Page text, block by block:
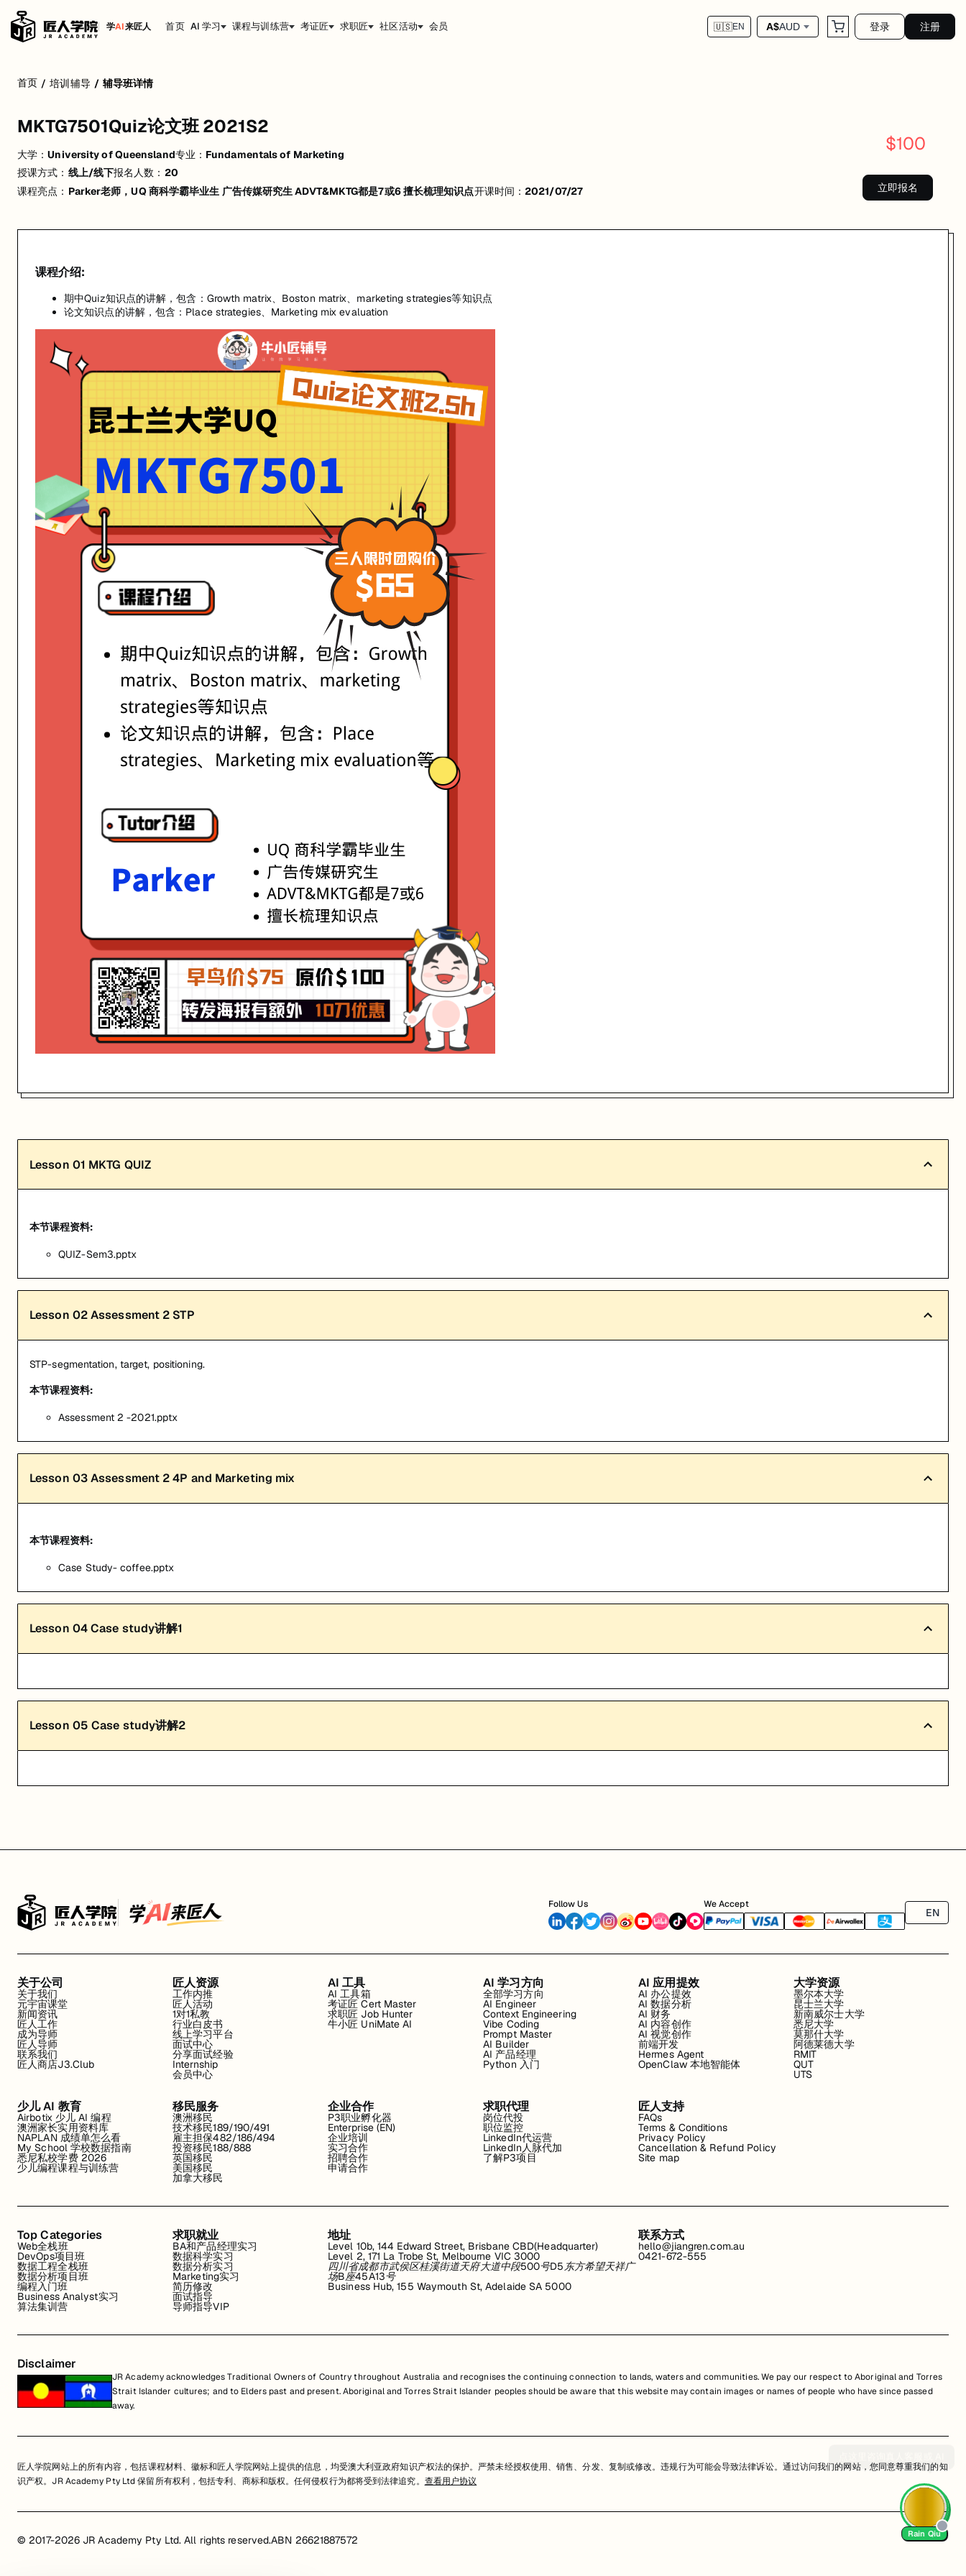
学AI来匠人 首页 AI 学习 课程与训练营 考证匠 求职匠 社区活动 会员 🇺🇸EN A$AUD 登录 注册
MKTG7501Quiz论文班 2021S2
论文知识点的讲解，包含：Place strategies、Marketing mix evaluation
已有 20 名同学报名参加
亮点: Parker老师，UQ 商科学霸毕业生 广告传媒研究生 ADVT&MKTG都是7或6 擅长梳理知识点
University of Queensland
Fundamentals of Marketing
匠人学院提供高质量的IT培训课程和Workshop，帮助学员掌握实用技能，提升职业竞争力。
首页 / 培训辅导 / 辅导班详情
MKTG7501Quiz论文班 2021S2
大学：University of Queensland专业： Fundamentals of Marketing
授课方式： 线上/线下报名人数： 20
课程亮点： Parker老师，UQ 商科学霸毕业生 广告传媒研究生 ADVT&MKTG都是7或6 擅长梳理知识点开课时间： 2021/07/27
$100
立即报名
课程介绍:
期中Quiz知识点的讲解，包含：Growth matrix、Boston matrix、marketing strategies等知识点
论文知识点的讲解，包含：Place strategies、Marketing mix evaluation
Lesson 01 MKTG QUIZ
本节课程资料:
QUIZ-Sem3.pptx
Lesson 02Assessment 2 STP
STP-segmentation, target, positioning.
本节课程资料:
Assessment 2 -2021.pptx
Lesson 03Assessment 2 4P and Marketing mix
本节课程资料:
Case Study- coffee.pptx
Lesson 04Case study讲解1
Lesson 05 Case study讲解2
Follow Us We Accept
EN
关于公司
关于我们
元宇宙课堂
新闻资讯
匠人工作
成为导师
匠人导师
联系我们
匠人商店J3.Club
匠人资源
工作内推
匠人活动
1对1私教
行业白皮书
线上学习平台
面试中心
分享面试经验
Internship
会员中心
AI 工具
AI 工具箱
考证匠 Cert Master
求职匠 Job Hunter
牛小匠 UniMate AI
AI 学习方向
全部学习方向
AI Engineer
Context Engineering
Vibe Coding
Prompt Master
AI Builder
AI 产品经理
Python 入门
AI 应用提效
AI 办公提效
AI 数据分析
AI 财务
AI 内容创作
AI 视觉创作
前端开发
Hermes Agent
OpenClaw 本地智能体
大学资源
墨尔本大学
昆士兰大学
新南威尔士大学
悉尼大学
莫那什大学
阿德莱德大学
RMIT
QUT
UTS
少儿 AI 教育
Airbotix 少儿 AI 编程
澳洲家长实用资料库
NAPLAN 成绩单怎么看
My School 学校数据指南
悉尼私校学费 2026
少儿编程课程与训练营
移民服务
澳洲移民
技术移民189/190/491
雇主担保482/186/494
投资移民188/888
英国移民
美国移民
加拿大移民
企业合作
P3职业孵化器
Enterprise (EN)
企业培训
实习合作
招聘合作
申请合作
求职代理
岗位代投
职位监控
LinkedIn代运营
LinkedIn人脉代加
了解P3项目
匠人支持
FAQs
Terms & Conditions
Privacy Policy
Cancellation & Refund Policy
Site map
Top Categories
Web全栈班
DevOps项目班
数据工程全栈班
数据分析项目班
编程入门班
Business Analyst实习
算法集训营
求职就业
BA和产品经理实习
数据科学实习
数据分析实习
Marketing实习
简历修改
面试指导
导师指导VIP
地址
Level 10b, 144 Edward Street, Brisbane CBD(Headquarter)
Level 2, 171 La Trobe St, Melbourne VIC 3000
四川省成都市武侯区桂溪街道天府大道中段500号D5东方希望天祥广
场B座45A13号
Business Hub, 155 Waymouth St, Adelaide SA 5000
联系方式
hello@jiangren.com.au
0421-672-555
Disclaimer
JR Academy acknowledges Traditional Owners of Country throughout Australia and recognises the continuing connection to lands, waters and communities. We pay our respect to Aboriginal and Torres
Strait Islander cultures; and to Elders past and present. Aboriginal and Torres Strait Islander peoples should be aware that this website may contain images or names of people who have since passed
away.
匠人学院网站上的所有内容，包括课程材料、徽标和匠人学院网站上提供的信息，均受澳大利亚政府知识产权法的保护。严禁未经授权使用、销售、分发、复制或修改。违规行为可能会导致法律诉讼。通过访问我们的网站，您同意尊重我们的知
识产权。JR Academy Pty Ltd 保留所有权利，包括专利、商标和版权。任何侵权行为都将受到法律追究。 查看用户协议
© 2017-2026 JR Academy Pty Ltd. All rights reserved.ABN 26621887572
Rain Qiu